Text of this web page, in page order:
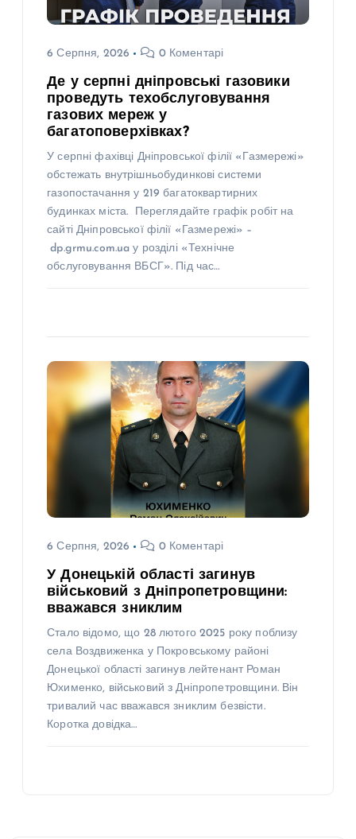
6 Серпня, 2026 0 Коментарі
Де у серпні дніпровські газовики
проведуть техобслуговування
газових мереж у
багатоповерхівках?
У серпні фахівці Дніпровської філії «Газмережі»
обстежать внутрішньобудинкові системи
газопостачання у 219 багатоквартирних
будинках міста. Переглядайте графік робіт на
сайті Дніпровської філії «Газмережі» –
dp.grmu.com.ua у розділі «Технічне
обслуговування ВБСГ». Під час…
6 Серпня, 2026 0 Коментарі
У Донецькій області загинув
військовий з Дніпропетровщини:
вважався зниклим
Стало відомо, що 28 лютого 2025 року поблизу
села Воздвиженка у Покровському районі
Донецької області загинув лейтенант Роман
Юхименко, військовий з Дніпропетровщини. Він
тривалий час вважався зниклим безвісти.
Коротка довідка…